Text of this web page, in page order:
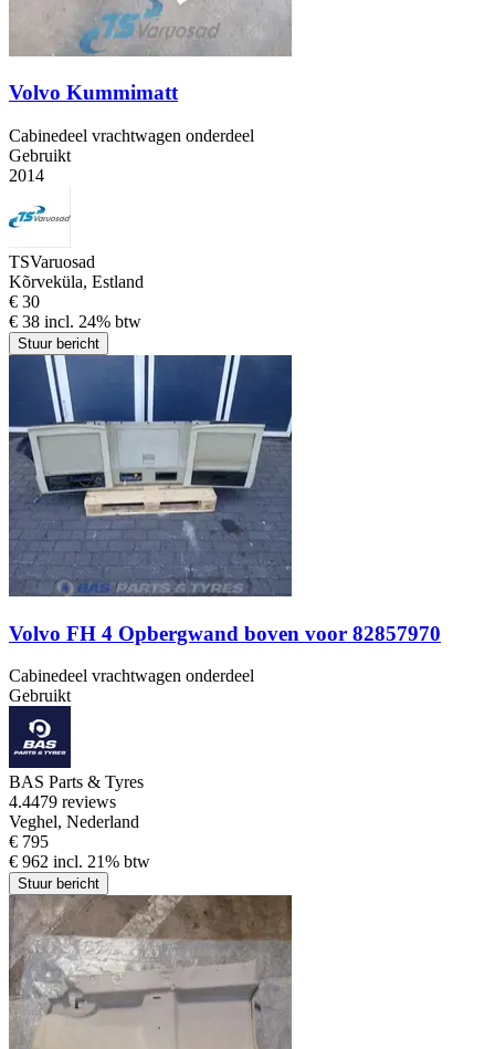
Volvo Kummimatt
Cabinedeel vrachtwagen onderdeel
Gebruikt
2014
TSVaruosad
Kõrveküla, Estland
€ 30
€ 38 incl. 24% btw
Stuur bericht
Volvo FH 4 Opbergwand boven voor 82857970
Cabinedeel vrachtwagen onderdeel
Gebruikt
BAS Parts & Tyres
4.4479 reviews
Veghel, Nederland
€ 795
€ 962 incl. 21% btw
Stuur bericht